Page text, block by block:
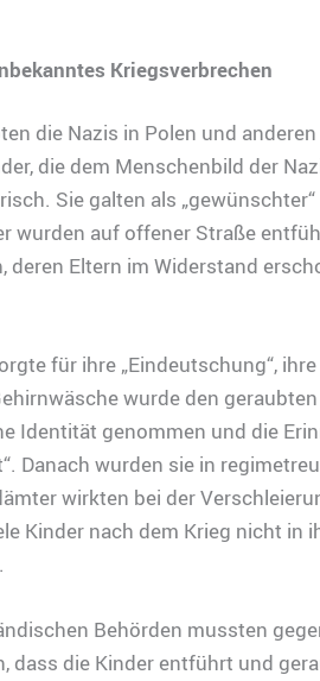
Kriegsverbrechen
die Nazis in Polen und
die dem Menschenbild der
Sie galten als „gewünschter“
wurden auf offener Straße
deren Eltern im Widerstand
für ihre „Eindeutschung“, ihre
wurde den
Identität genommen und die
Danach wurden sie in
wirkten bei der
Kinder nach dem Krieg nicht in
Behörden mussten
dass die Kinder entführt und